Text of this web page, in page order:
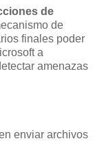
de
de
finales poder
a
amenazas
enviar archivos